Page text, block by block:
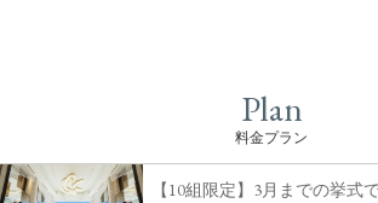
Plan
料金プラン
【10組限定】3月までの挙